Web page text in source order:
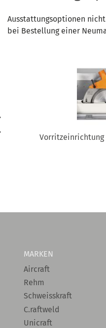
Ausstattungsoptionen
bei Bestellung einer
MARKEN
Aircraft
Rehm
Schweisskraft
C.raftweld
Unicraft